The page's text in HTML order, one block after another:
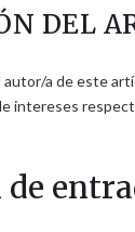
DEL
autor/a de este
intereses